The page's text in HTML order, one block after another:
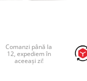
Comanzi până la
12, expediem în
aceeași zi!